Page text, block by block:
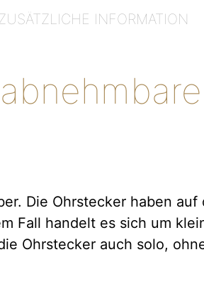
INFORMATION
Die Ohrstecker haben
Fall handelt es sich um
Ohrstecker auch solo,